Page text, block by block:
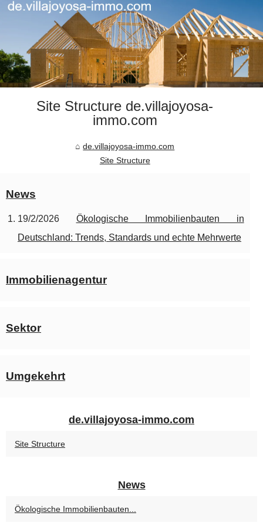
Site Structure de.villajoyosa-
immo.com
de.villajoyosa-immo.com
Site Structure
News
19/2/2026 Ökologische Immobilienbauten in
Deutschland: Trends, Standards und echte Mehrwerte
Immobilienagentur
Sektor
Umgekehrt
de.villajoyosa-immo.com
Site Structure
News
Ökologische Immobilienbauten...